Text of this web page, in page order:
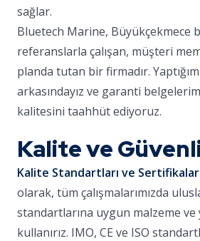
sağlar.
Bluetech Marine, Büyükçekmece
referanslarla çalışan, müşteri
planda tutan bir firmadır.
arkasındayız ve garanti
kalitesini taahhüt ediyoruz.
Kalite ve
Kalite Standartları ve Sertifikalar
olarak, tüm çalışmalarımızda
standartlarına uygun malzeme
kullanırız. IMO, CE ve ISO